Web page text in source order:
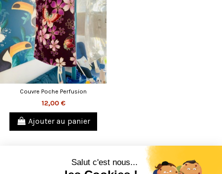
Couvre Poche Perfusion
12,00 €
Ajouter au panier